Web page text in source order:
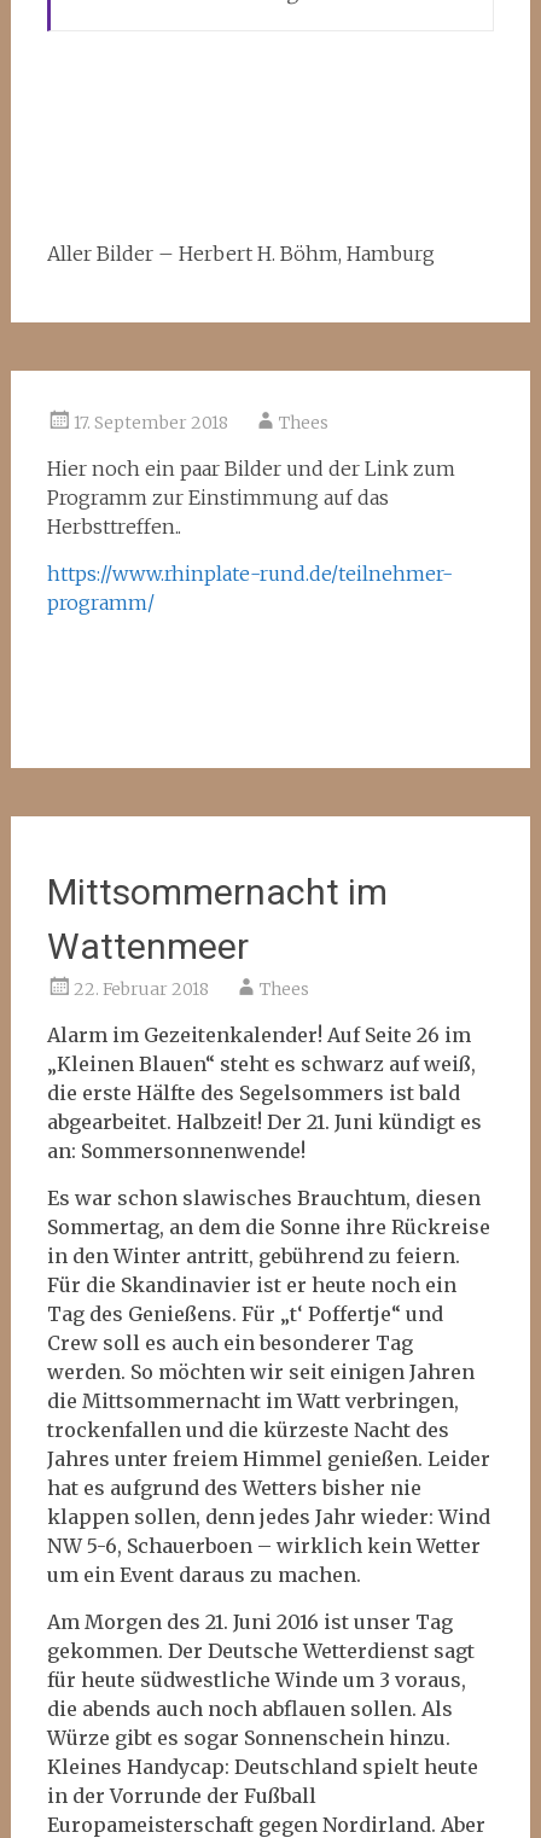
Aller Bilder – Herbert H. Böhm, Hamburg
17. September 2018 Thees
Hier noch ein paar Bilder und der Link zum
Programm zur Einstimmung auf das
Herbsttreffen..
https://www.rhinplate-rund.de/teilnehmer-
programm/
Mittsommernacht im
Wattenmeer
22. Februar 2018 Thees
Alarm im Gezeitenkalender! Auf Seite 26 im
„Kleinen Blauen“ steht es schwarz auf weiß,
die erste Hälfte des Segelsommers ist bald
abgearbeitet. Halbzeit! Der 21. Juni kündigt es
an: Sommersonnenwende!
Es war schon slawisches Brauchtum, diesen
Sommertag, an dem die Sonne ihre Rückreise
in den Winter antritt, gebührend zu feiern.
Für die Skandinavier ist er heute noch ein
Tag des Genießens. Für „t‘ Poffertje“ und
Crew soll es auch ein besonderer Tag
werden. So möchten wir seit einigen Jahren
die Mittsommernacht im Watt verbringen,
trockenfallen und die kürzeste Nacht des
Jahres unter freiem Himmel genießen. Leider
hat es aufgrund des Wetters bisher nie
klappen sollen, denn jedes Jahr wieder: Wind
NW 5-6, Schauerboen – wirklich kein Wetter
um ein Event daraus zu machen.
Am Morgen des 21. Juni 2016 ist unser Tag
gekommen. Der Deutsche Wetterdienst sagt
für heute südwestliche Winde um 3 voraus,
die abends auch noch abflauen sollen. Als
Würze gibt es sogar Sonnenschein hinzu.
Kleines Handycap: Deutschland spielt heute
in der Vorrunde der Fußball
Europameisterschaft gegen Nordirland. Aber